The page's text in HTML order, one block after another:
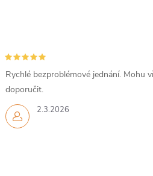
2.3.2026
Rychlé bezproblémové jednání. Mohu
doporučit.